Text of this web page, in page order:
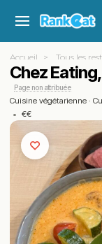
Accueil Tous les
Chez
Page non attribuée
Cuisine végétarienne ·
• €€